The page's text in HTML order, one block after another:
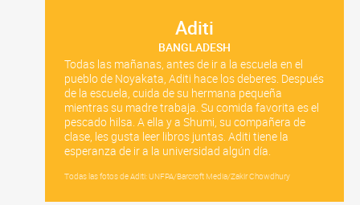
Aditi
BANGLADESH
Todas las mañanas, antes de ir a la escuela en el
pueblo de Noyakata, Aditi hace los deberes. Después
de la escuela, cuida de su hermana pequeña
mientras su madre trabaja. Su comida favorita es el
pescado hilsa. A ella y a Shumi, su compañera de
clase, les gusta leer libros juntas. Aditi tiene la
esperanza de ir a la universidad algún día.
Todas las fotos de Aditi: UNFPA/Barcroft Media/Zakir Chowdhury